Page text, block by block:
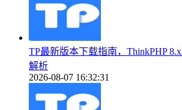
TP最新版本下载指南，ThinkPHP
解析
2026-08-07 16:32:31